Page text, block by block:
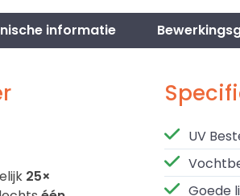
informatie
25×
UV
Goede